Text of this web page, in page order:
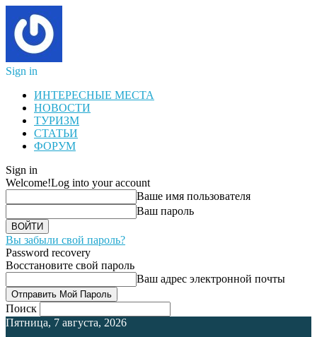
Sign in
ИНТЕРЕСНЫЕ МЕСТА
НОВОСТИ
ТУРИЗМ
СТАТЬИ
ФОРУМ
Sign in
Welcome!Log into your account
Ваше имя пользователя
Ваш пароль
Вы забыли свой пароль?
Password recovery
Восстановите свой пароль
Ваш адрес электронной почты
Поиск
Пятница, 7 августа, 2026